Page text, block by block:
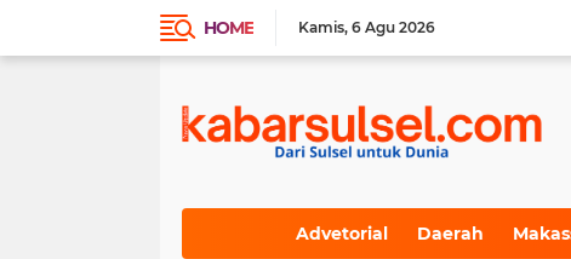
HOME Kamis 6 Agu 2026
Advetorial Daerah